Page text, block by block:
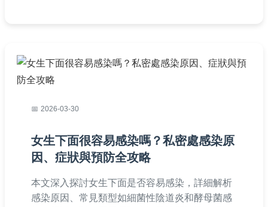
2026-03-30
女生下面很容易感染嗎？私密處感染原
因、症狀與預防全攻略
本文深入探討女生下面是否容易感染，詳細解析
感染原因、常見類型如細菌性陰道炎和酵母菌感